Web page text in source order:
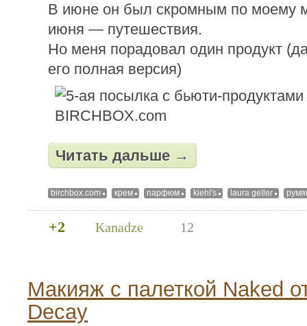
В июне он был скромным по моему
июня — путешествия.
Но меня порадовал один продукт
его полная версия)
Читать дальше →
birchbox.com крем парфюм kiehl's laura geller
+2 Kanadze 12
Макияж с палеткой Naked
Decay